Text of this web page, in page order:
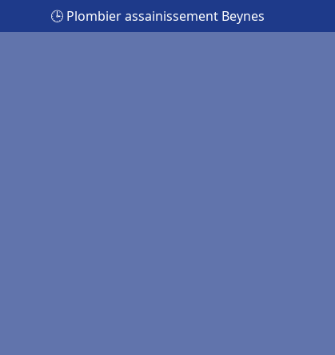
🕒 Plombier assainissement Beynes